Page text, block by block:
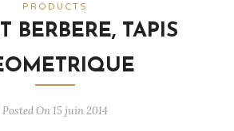
PRODUCTS
BERBERE, TAPIS
Posted On 15 juin 2014